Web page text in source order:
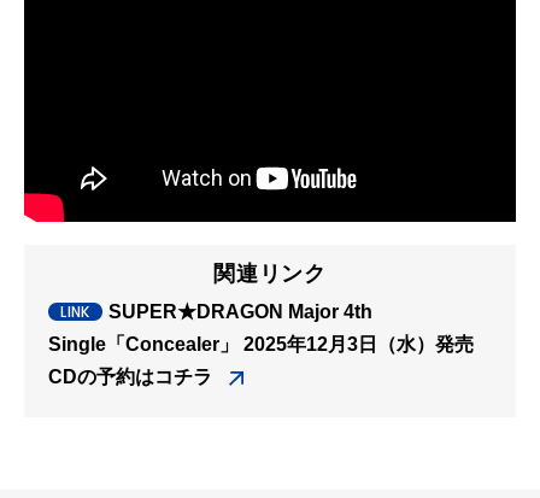
関連リンク
SUPER★DRAGON Major 4th
Single「Concealer」 2025年12月3日（水）発売
CDの予約はコチラ